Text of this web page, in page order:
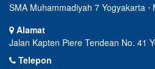
SMA Muhammadiyah 7 Yogyakarta ⋅
Alamat
Jalan Kapten Piere Tendean No. 41
Telepon